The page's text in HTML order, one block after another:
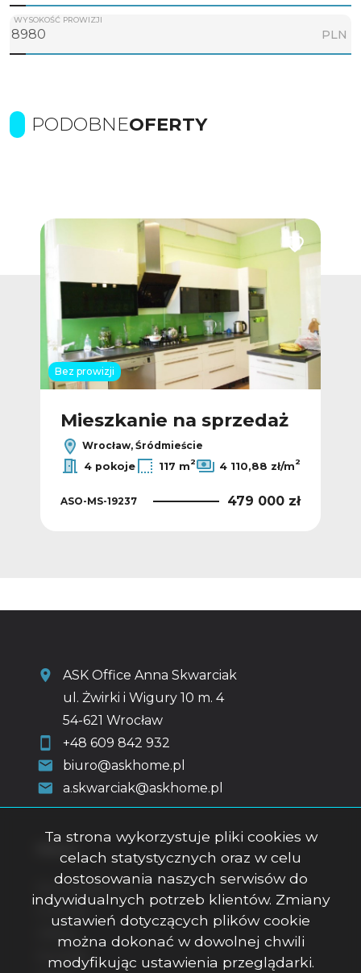
WYSOKOŚĆ PROWIZJI
PLN
PODOBNEOFERTY
Dodaj do ulubionych
Bez prowizji
Dodaj do
Mieszkanie na sprzedaż
Wrocław, Śródmieście
4 pokoje
117 m2 4 110,88 zł/m2
ASO-MS-19237 479 000 zł
ASK Office Anna Skwarciak
ul. Żwirki i Wigury 10 m. 4
54-621 Wrocław
+48 609 842 932
biuro@askhome.pl
a.skwarciak@askhome.pl
Strona główna
O firmie
Kontakt
Ta strona wykorzystuje pliki cookies w
celach statystycznych oraz w celu
dostosowania naszych serwisów do
indywidualnych potrzeb klientów. Zmiany
ustawień dotyczących plików cookie
można dokonać w dowolnej chwili
modyfikując ustawienia przeglądarki.